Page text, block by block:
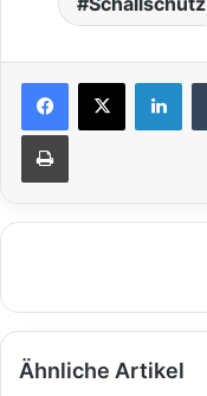
Ähnliche Artikel